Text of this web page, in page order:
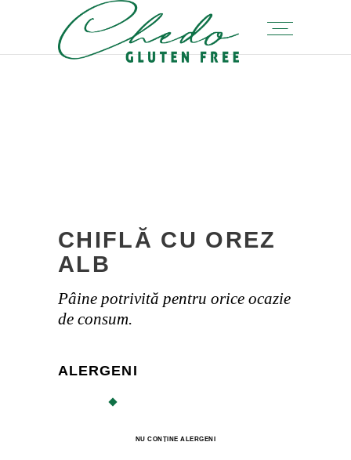
CHIFLĂ CU OREZ
ALB
Pâine potrivită pentru orice ocazie
de consum.
ALERGENI
NU CONȚINE ALERGENI